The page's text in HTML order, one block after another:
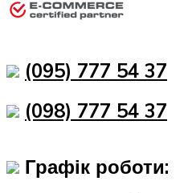
(095) 777 54 37
(098) 777 54 37
Графік роботи: